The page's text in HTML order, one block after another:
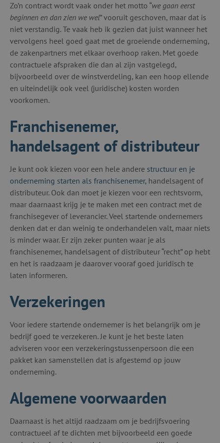
Zo’n contract wordt vaak onder het motto “we gaan eerst
beginnen en dan zien we wel” vooruit geschoven, maar dat is
niet verstandig. Te vaak heb ik gezien dat juist wanneer het
vervolgens heel goed gaat met de groeiende onderneming,
de zakenpartners met elkaar overhoop raken. Met goede
contractuele afspraken die dan al zijn vastgelegd,
bijvoorbeeld over de winstverdeling, kan een hoop ellende
en uiteindelijk ook veel (juridische) kosten worden
voorkomen.
Franchisenemer,
handelsagent of distributeur
Je kunt ook kiezen voor een hele andere structuur en je
onderneming starten als franchisenemer, handelsagent of
distributeur. Ook dan moet je kiezen voor een rechtsvorm,
maar daarnaast krijg je te maken met een contract met de
franchisegever of leverancier. Veel startende ondernemers
denken dat er dan weinig te onderhandelen valt, maar niets
is minder waar. Er zijn zeker punten waar je als
franchisenemer, handelsagent of distributeur “recht” op hebt
en het is raadzaam je daarover vooraf goed juridisch te
laten informeren.
Verzekeringen
Voor iedere startende ondernemer is het belangrijk om je
bedrijf goed te verzekeren. Je kunt je het beste laten
adviseren voor een verzekeringstussenpersoon die een
pakket kan samenstellen dat is afgestemd op jouw
onderneming.
Algemene voorwaarden
Daarnaast is het altijd raadzaam om je bedrijfsvoering
contractueel af te dichten met bijvoorbeeld een goede